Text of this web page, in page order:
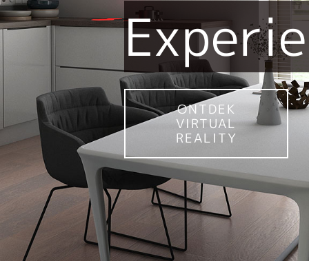
ONTDEK
VIRTUAL
REALITY